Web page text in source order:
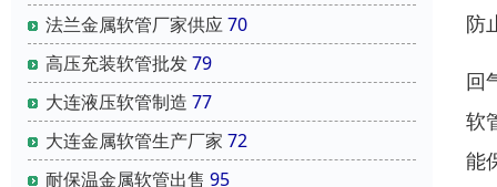
法兰金属软管厂家供应70
高压充装软管批发79
大连液压软管制造 77
大连金属软管生产厂家 72
耐保温金属软管出售 95
防
回
软
能